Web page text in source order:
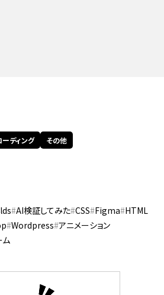
ーディング その他
AI検証してみた CSS Figma HTML
Wordpress アニメーション
ム